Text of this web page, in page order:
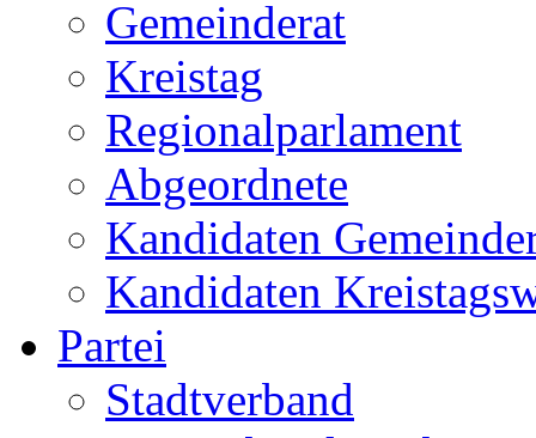
Gemeinderat
Kreistag
Regionalparlament
Abgeordnete
Kandidaten
Kandidaten
Partei
Stadtverband